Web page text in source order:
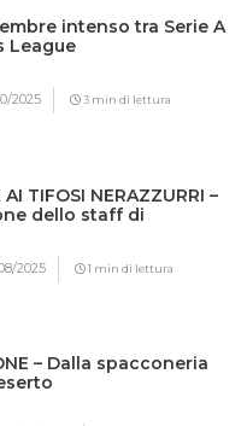
intenso tra Serie A
League
2025 3 min di lettura
TIFOSI NERAZZURRI –
dello staff di
2025 1 min di lettura
– Dalla spacconeria